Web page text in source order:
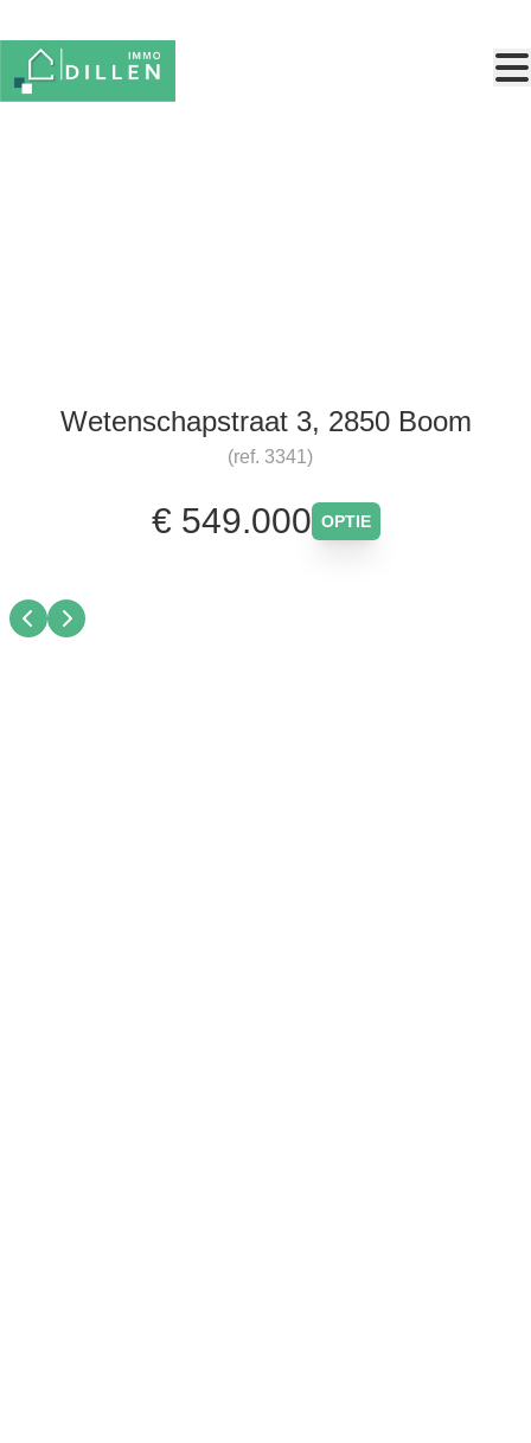
Wetenschapstraat 3, 2850 Boom
(ref. 3341 )
€ 549.000 OPTIE